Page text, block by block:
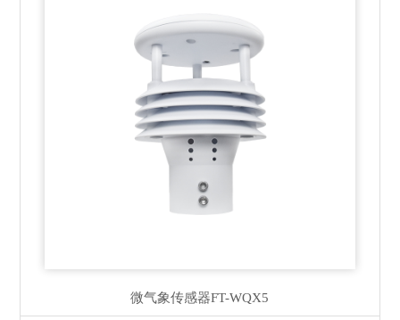
微气象传感器FT-WQX5